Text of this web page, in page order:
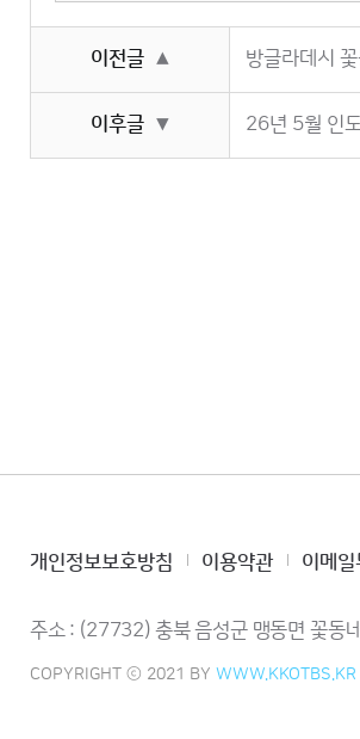
이전글 ▲ 방글라데시
이후글 ▼ 26년 5월 인
개인정보보호방침 이용약관 이메
주소 : (27732) 충북 음성군 맹동면 꽃동
COPYRIGHT ⓒ 2021 BY WWW.KKOTBS.KR